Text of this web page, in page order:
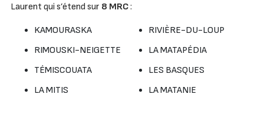
Laurent qui s’étend sur 8 MRC:
KAMOURASKA
RIMOUSKI-NEIGETTE
TÉMISCOUATA
LA MITIS
RIVIÈRE-DU-LOUP
LA MATAPÉDIA
LES BASQUES
LA MATANIE